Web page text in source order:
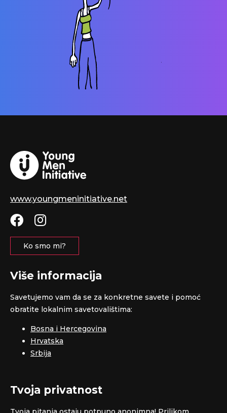
www.youngmeninitiative.net
Ko smo mi?
Više informacija
Savetujemo vam da se za konkretne savete i pomoć
obratite lokalnim savetovalištima:
Bosna i Hercegovina
Hrvatska
Srbija
Tvoja privatnost